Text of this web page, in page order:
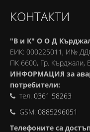
КОНТАКТИ
"В и К" О О Д
ЕИК: 000225011, И№
ПК 6600, Гр. Кърджали,
ИНФОРМАЦИЯ за
потребители:
тел.0361 58263
GSM:0885296051
Телефоните са